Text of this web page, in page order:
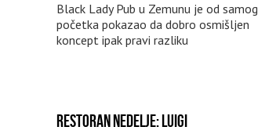
Black Lady Pub u Zemunu je od samog
početka pokazao da dobro osmišljen
koncept ipak pravi razliku
RESTORAN NEDELJE: LUIGI